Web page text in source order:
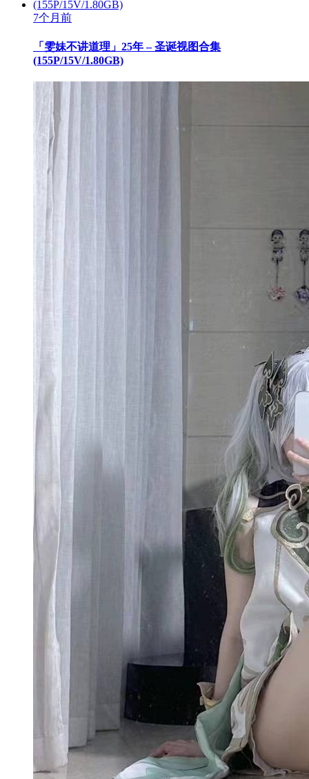
7个月前
「雯妹不讲道理」25年 – 圣诞视图合集
(155P/15V/1.80GB)